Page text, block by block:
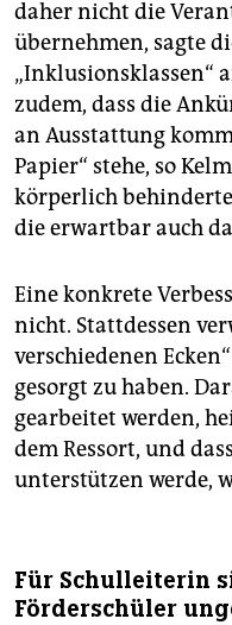
daher nicht die
übernehmen, sagte
„Inklusionsklassen“
zudem, dass die
an Ausstattung
Papier“ stehe, so
körperlich
die erwartbar auch
Eine konkrete
nicht. Stattdessen
verschiedenen
gesorgt zu haben.
gearbeitet werden,
dem Ressort, und
unterstützen werde,
Für Schulleiterin
Förderschüler